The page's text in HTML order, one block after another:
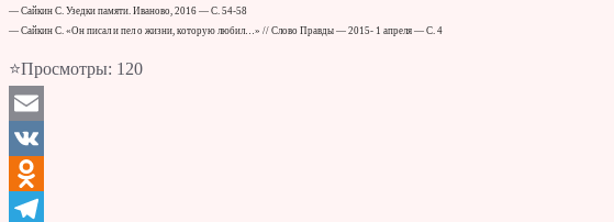
— Сайкин С. Узедки памяти. Иваново, 2016 — С. 54-58
— Сайкин С. «Он писал и пел о жизни, которую любил…» // Слово Правды — 2015- 1 апреля — С. 4
⭐Просмотры: 120
Email
VK
Odnoklassniki